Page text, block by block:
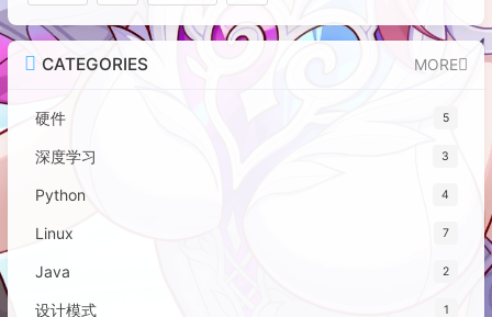
CATEGORIES MORE
硬件 5
深度学习 3
Python 4
Linux 7
Java 2
设计模式 1